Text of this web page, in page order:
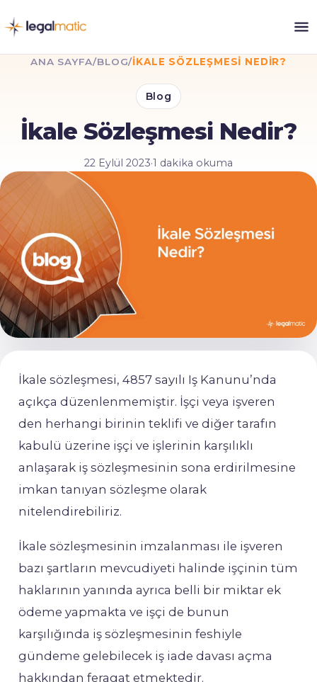
ANA SAYFA/BLOG/İKALE SÖZLEŞMESI NEDIR?
Blog
İkale Sözleşmesi Nedir?
22 Eylül 2023·1 dakika okuma
İkale sözleşmesi, 4857 sayılı Iş Kanunu’nda
açıkça düzenlenmemiştir. İşçi veya işveren
den herhangi birinin teklifi ve diğer tarafın
kabulü üzerine işçi ve işlerinin karşılıklı
anlaşarak iş sözleşmesinin sona erdirilmesine
imkan tanıyan sözleşme olarak
nitelendirebiliriz.
İkale sözleşmesinin imzalanması ile işveren
bazı şartların mevcudiyeti halinde işçinin tüm
haklarının yanında ayrıca belli bir miktar ek
ödeme yapmakta ve işçi de bunun
karşılığında iş sözleşmesinin feshiyle
gündeme gelebilecek iş iade davası açma
hakkından feragat etmektedir.